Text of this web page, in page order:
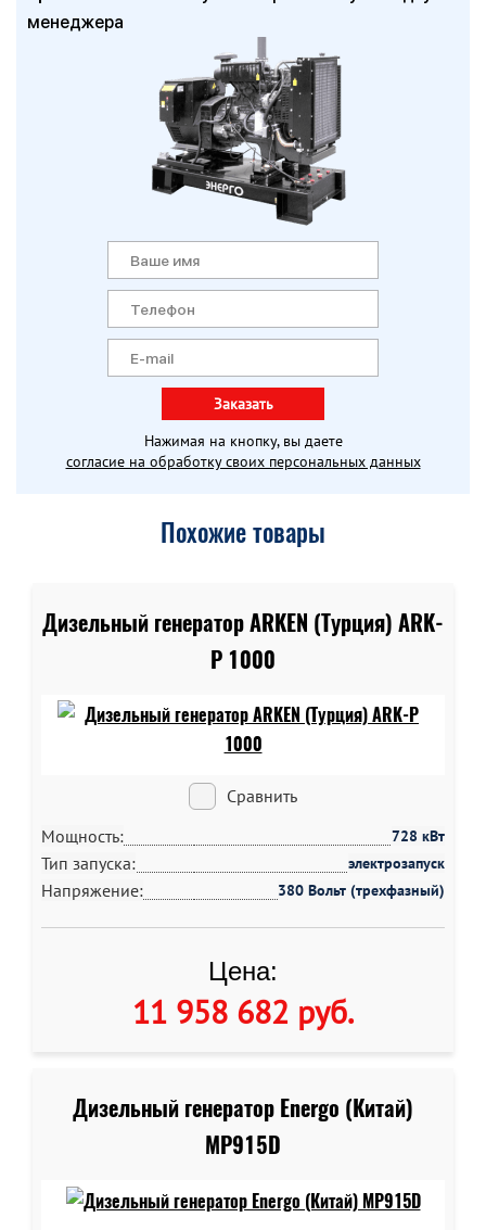
менеджера
Заказать
Нажимая на кнопку, вы даете
согласие на обработку своих персональных данных
Похожие товары
Дизельный генератор ARKEN (Турция) ARK-
P 1000
Сравнить
Мощность:
728 кВт
Тип запуска: электрозапуск
Напряжение: 380 Вольт (трехфазный)
Цена:
11 958 682 руб.
Дизельный генератор Energo (Китай)
MP915D